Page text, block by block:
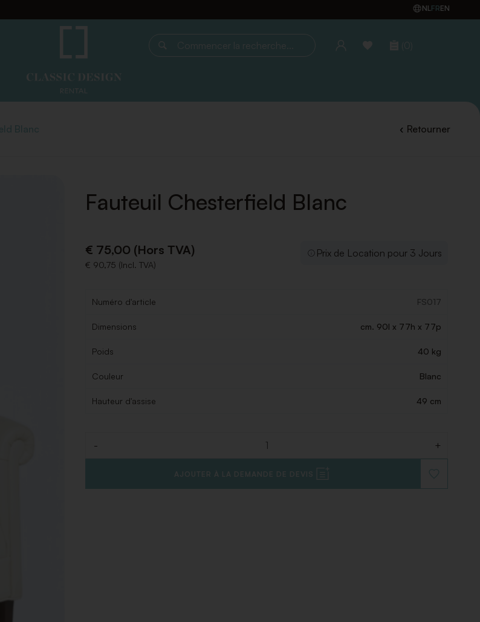
NLFREN
Commencer la recherche... (0)
Blanc Retourner
Fauteuil Chesterfield Blanc
€ 75,00 (Hors TVA)
€ 90,75 (Incl. TVA)
Prix de Location pour 3 Jours
Numéro d'article FS017
Dimensions cm. 90l x 77h x 77p
Poids 40 kg
Couleur Blanc
Hauteur d'assise 49 cm
- +
AJOUTER À LA DEMANDE DE DEVIS
À